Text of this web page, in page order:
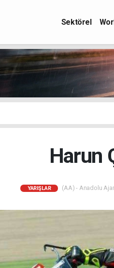
Sektörel
Harun
YARIŞLAR (AA) - Anadolu